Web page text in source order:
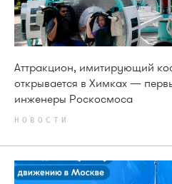
Аттракцион, имитирующий
открывается в Химках —
инженеры Роскосмоса
НОВОСТИ